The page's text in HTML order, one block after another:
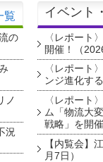
覧
の
ノ
況
イベント
〈レポート
開催！（
〈レポート
ンジ進化す
〈レポート
ム「物流大
戦略」を開
【内覧会】
月7日）